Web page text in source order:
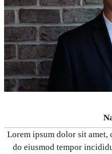
Lorem ipsum dolor sit amet,
do eiusmod tempor